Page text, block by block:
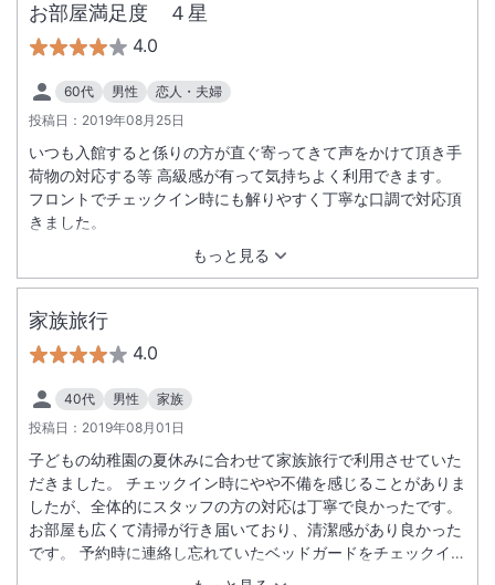
お部屋満足度 ４星
4.0
60代 男性
恋人・夫婦
投稿日： 2019年08月25日
もっと見る
いつも入館すると係りの方が直ぐ寄ってきて声をかけて頂き手
荷物の対応する等 高級感が有って気持ちよく利用できます。
フロントでチェックイン時にも解りやすく丁寧な口調で対応頂
きました。
家族旅行
4.0
40代 男性
家族
投稿日： 2019年08月01日
子どもの幼稚園の夏休みに合わせて家族旅行で利用させていた
だきました。 チェックイン時にやや不備を感じることがありま
したが、全体的にスタッフの方の対応は丁寧で良かったです。
お部屋も広くて清掃が行き届いており、清潔感があり良かった
です。 予約時に連絡し忘れていたベッドガードをチェックイン
時にお願いしたところ直ぐに対応していただき助かりました。